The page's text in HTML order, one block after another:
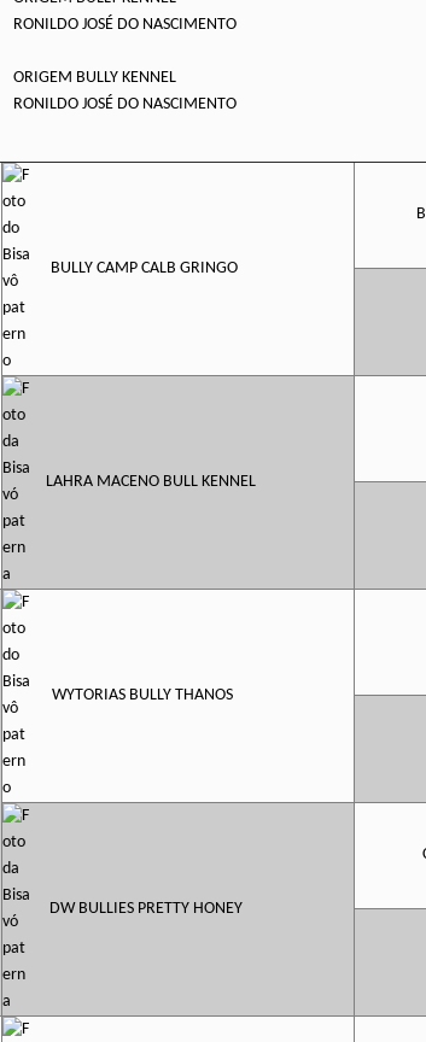
RONILDO JOSÉ DO NASCIMENTO
ORIGEM BULLY KENNEL
RONILDO JOSÉ DO NASCIMENTO
BULLY CAMP CALB GRINGO
LAHRA MACENO BULL KENNEL
WYTORIAS BULLY THANOS
DW BULLIES PRETTY HONEY